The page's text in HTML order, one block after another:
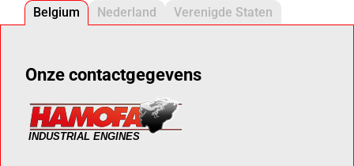
Belgium Nederland Verenigde Staten
Onze contactgegevens